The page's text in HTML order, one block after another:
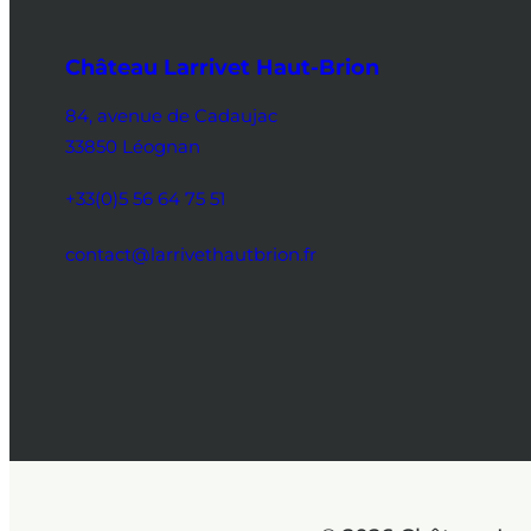
Château Larrivet Haut-Brion
84, avenue de Cadaujac
33850 Léognan
+33(0)5 56 64 75 51
contact@larrivethautbrion.fr